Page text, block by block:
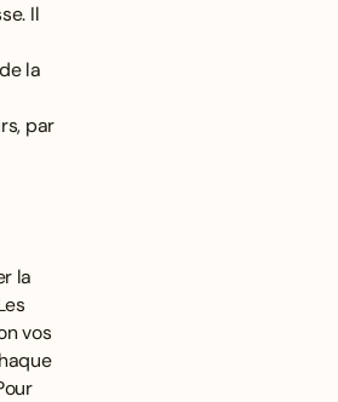
Il
la
par
la
vos